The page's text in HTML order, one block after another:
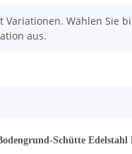
Variationen. Wählen Sie
aus.
Schütte Edelstahl